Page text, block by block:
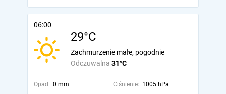
06:00
29°C
Odczuwalna 31°C
Zachmurzenie małe, pogodnie
Opad: 0 mm Ciśnienie: 1005 hPa